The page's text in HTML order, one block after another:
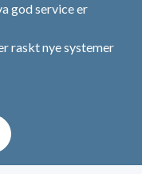
god service er
raskt nye systemer